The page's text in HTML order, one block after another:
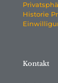
Historie
Kontakt